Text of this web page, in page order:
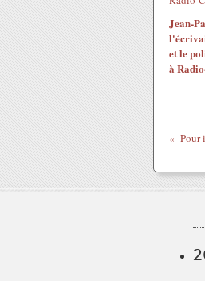
Jean-
et le
à